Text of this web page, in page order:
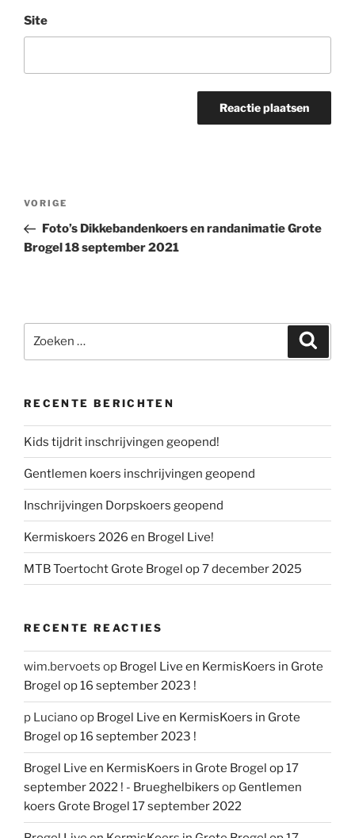
Site
Bericht
Vorig
bericht
VORIGE
Foto’s Dikkebandenkoers en randanimatie Grote
Brogel 18 september 2021
naar:
RECENTE BERICHTEN
Kids tijdrit inschrijvingen geopend!
Gentlemen koers inschrijvingen geopend
Inschrijvingen Dorpskoers geopend
Kermiskoers 2026 en Brogel Live!
MTB Toertocht Grote Brogel op 7 december 2025
RECENTE REACTIES
wim.bervoets op Brogel Live en KermisKoers in Grote
Brogel op 16 september 2023 !
p Lucianoop Brogel Live en KermisKoers in Grote
Brogel op 16 september 2023 !
Brogel Live en KermisKoers in Grote Brogel op 17
september 2022 ! - Brueghelbikers op Gentlemen
koers Grote Brogel 17 september 2022